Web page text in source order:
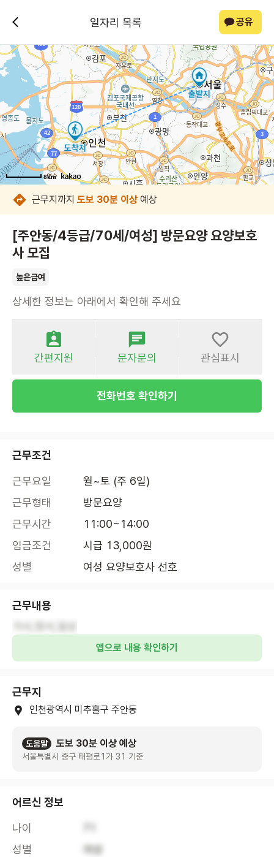
일자리 목록 공유
8km
8km
8km
8km
8km
8km
8km
8km
근무지까지 도보 30분 이상 예상
[주안동/4등급/70세/여성] 방문요양 요양보호
사 모집
높은급여
상세한 정보는 아래에서 확인해 주세요
간편지원 문자문의 관심표시
전화번호 확인하기
근무조건
근무요일
월~토 (주 6일)
근무형태
방문요양
근무시간
11:00~14:00
임금조건
시급 13,000원
성별
여성 요양보호사 선호
근무내용
앱으로 내용 확인하기
근무지
인천광역시 미추홀구 주안동
도움말 도보 30분 이상 예상
서울특별시 중구 태평로1가 31 기준
어르신 정보
나이
성별
여성